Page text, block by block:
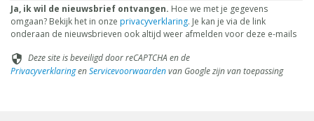
Ja, ik wil de nieuwsbrief ontvangen. Hoe we met je gegevens
omgaan? Bekijk het in onze privacyverklaring. Je kan je via de link
onderaan de nieuwsbrieven ook altijd weer afmelden voor deze e-mails
security Deze site is beveiligd door reCAPTCHA en de
PrivacyverklaringenServicevoorwaardenvan Google zijn van toepassing